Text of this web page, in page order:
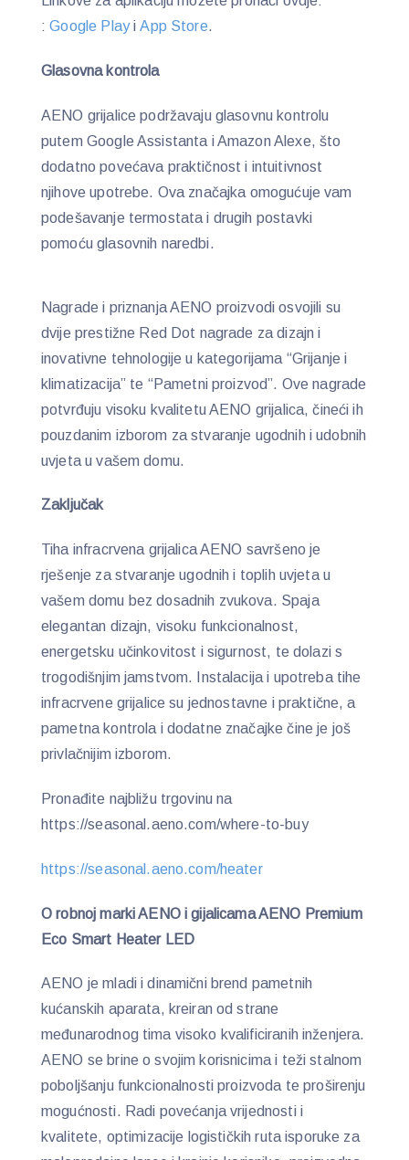
: Google PlayiApp Store.
Glasovna kontrola
AENO grijalice podržavaju glasovnu kontrolu
putem Google Assistanta i Amazon Alexe, što
dodatno povećava praktičnost i intuitivnost
njihove upotrebe. Ova značajka omogućuje vam
podešavanje termostata i drugih postavki
pomoću glasovnih naredbi.
Nagrade i priznanja AENO proizvodi osvojili su
dvije prestižne Red Dot nagrade za dizajn i
inovativne tehnologije u kategorijama “Grijanje i
klimatizacija” te “Pametni proizvod”. Ove nagrade
potvrđuju visoku kvalitetu AENO grijalica, čineći ih
pouzdanim izborom za stvaranje ugodnih i udobnih
uvjeta u vašem domu.
Zaključak
Tiha infracrvena grijalica AENO savršeno je
rješenje za stvaranje ugodnih i toplih uvjeta u
vašem domu bez dosadnih zvukova. Spaja
elegantan dizajn, visoku funkcionalnost,
energetsku učinkovitost i sigurnost, te dolazi s
trogodišnjim jamstvom. Instalacija i upotreba tihe
infracrvene grijalice su jednostavne i praktične, a
pametna kontrola i dodatne značajke čine je još
privlačnijim izborom.
Pronađite najbližu trgovinu na
https://seasonal.aeno.com/where-to-buy
https://seasonal.aeno.com/heater
O robnoj marki AENO i gijalicama AENO Premium
Eco Smart Heater LED
AENO je mladi i dinamični brend pametnih
kućanskih aparata, kreiran od strane
međunarodnog tima visoko kvalificiranih inženjera.
AENO se brine o svojim korisnicima i teži stalnom
poboljšanju funkcionalnosti proizvoda te proširenju
mogućnosti. Radi povećanja vrijednosti i
kvalitete, optimizacije logističkih ruta isporuke za